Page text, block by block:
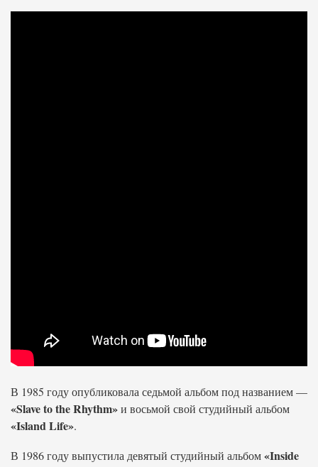
В 1985 году опубликовала седьмой альбом под названием —
«Slave to the Rhythm»и восьмой свой студийный альбом
«Island Life».
В 1986 году выпустила девятый студийный альбом«Inside